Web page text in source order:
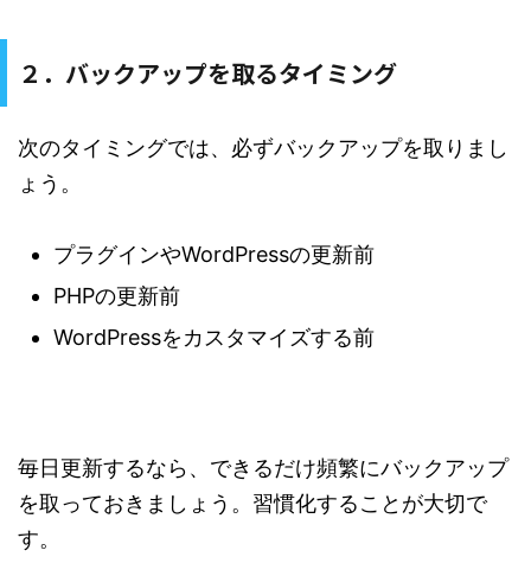
２．バックアップを取るタイミング
次のタイミングでは、必ずバックアップを取りまし
ょう。
プラグインやWordPressの更新前
PHPの更新前
WordPressをカスタマイズする前
毎日更新するなら、できるだけ頻繁にバックアップ
を取っておきましょう。習慣化することが大切で
す。